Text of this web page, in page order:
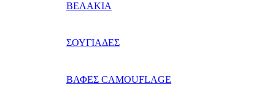
ΒΕΛΑΚΙΑ
ΣΟΥΓΙΑΔΕΣ
ΒΑΦΕΣ CAMOUFLAGE